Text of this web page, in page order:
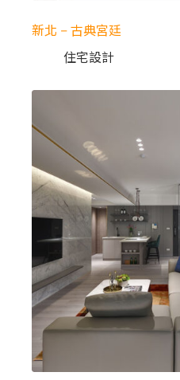
新北 – 古典宮廷
住宅設計